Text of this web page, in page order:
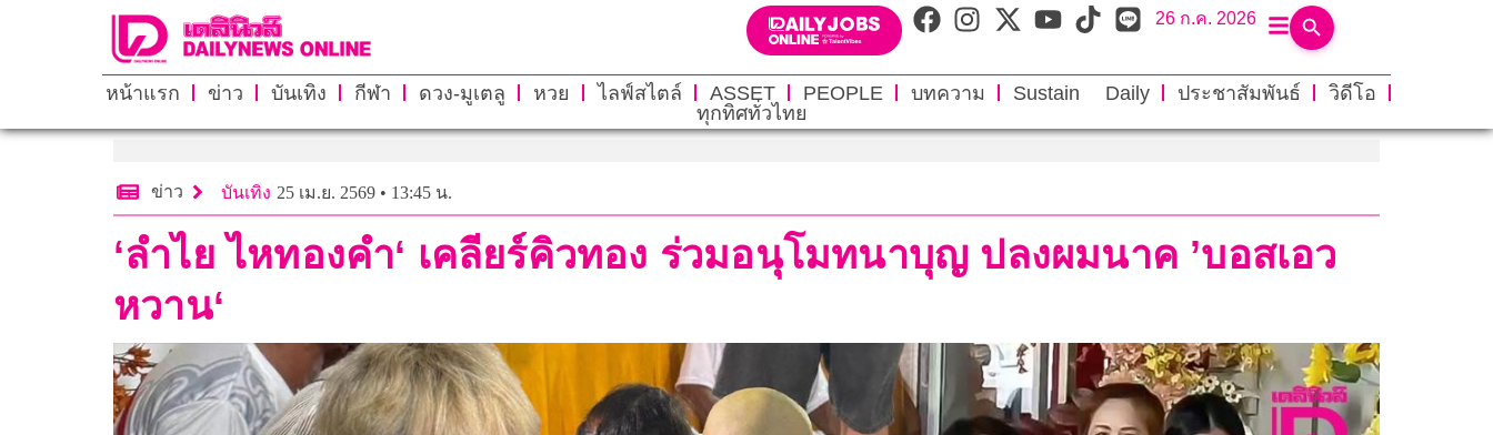
26 ก.ค. 2026
หน้าแรก ข่าว บันเทิง กีฬา ดวง-มูเตลู หวย ไลฟ์สไตล์ ASSET PEOPLE บทความ Sustain Daily ประชาสัมพันธ์
วิดีโอ
ทุกทิศทั่วไทย
ข่าว บันเทิง 25 เม.ย. 2569 • 13:45 น.
‘ลำไย ไหทองคำ‘ เคลียร์คิวทอง ร่วมอนุโมทนาบุญ ปลงผมนาค ’บอสเอว
หวาน‘